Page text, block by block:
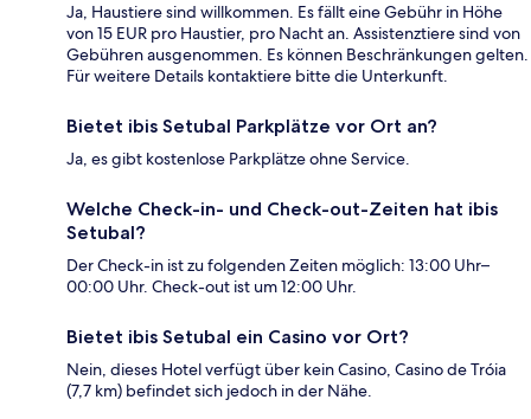
Ja, Haustiere sind willkommen. Es fällt eine Gebühr in Höhe
von 15 EUR pro Haustier, pro Nacht an. Assistenztiere sind von
Gebühren ausgenommen. Es können Beschränkungen gelten.
Für weitere Details kontaktiere bitte die Unterkunft.
Bietet ibis Setubal Parkplätze vor Ort an?
Ja, es gibt kostenlose Parkplätze ohne Service.
Welche Check-in- und Check-out-Zeiten hat ibis
Setubal?
Der Check-in ist zu folgenden Zeiten möglich: 13:00 Uhr–
00:00 Uhr. Check-out ist um 12:00 Uhr.
Bietet ibis Setubal ein Casino vor Ort?
Nein, dieses Hotel verfügt über kein Casino, Casino de Tróia
(7,7 km) befindet sich jedoch in der Nähe.